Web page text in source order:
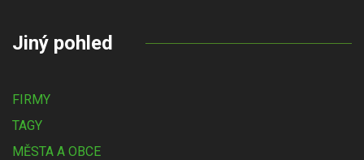
Jiný pohled
FIRMY
TAGY
MĚSTA A OBCE